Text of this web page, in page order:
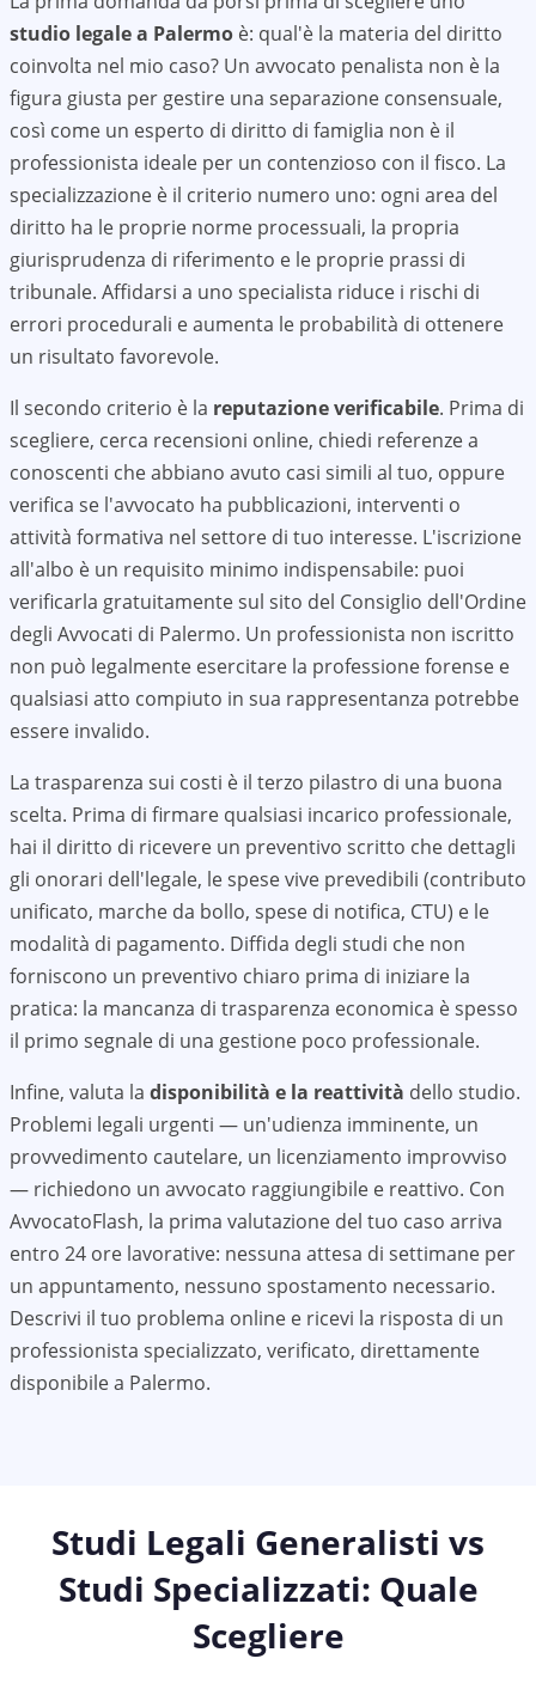
studio legale a Palermo è: qual'è la materia del diritto
coinvolta nel mio caso? Un avvocato penalista non è la
figura giusta per gestire una separazione consensuale,
così come un esperto di diritto di famiglia non è il
professionista ideale per un contenzioso con il fisco. La
specializzazione è il criterio numero uno: ogni area del
diritto ha le proprie norme processuali, la propria
giurisprudenza di riferimento e le proprie prassi di
tribunale. Affidarsi a uno specialista riduce i rischi di
errori procedurali e aumenta le probabilità di ottenere
un risultato favorevole.
Il secondo criterio è la reputazione verificabile. Prima di
scegliere, cerca recensioni online, chiedi referenze a
conoscenti che abbiano avuto casi simili al tuo, oppure
verifica se l'avvocato ha pubblicazioni, interventi o
attività formativa nel settore di tuo interesse. L'iscrizione
all'albo è un requisito minimo indispensabile: puoi
verificarla gratuitamente sul sito del Consiglio dell'Ordine
degli Avvocati di Palermo. Un professionista non iscritto
non può legalmente esercitare la professione forense e
qualsiasi atto compiuto in sua rappresentanza potrebbe
essere invalido.
La trasparenza sui costi è il terzo pilastro di una buona
scelta. Prima di firmare qualsiasi incarico professionale,
hai il diritto di ricevere un preventivo scritto che dettagli
gli onorari dell'legale, le spese vive prevedibili (contributo
unificato, marche da bollo, spese di notifica, CTU) e le
modalità di pagamento. Diffida degli studi che non
forniscono un preventivo chiaro prima di iniziare la
pratica: la mancanza di trasparenza economica è spesso
il primo segnale di una gestione poco professionale.
Infine, valuta la disponibilità e la reattività dello studio.
Problemi legali urgenti — un'udienza imminente, un
provvedimento cautelare, un licenziamento improvviso
— richiedono un avvocato raggiungibile e reattivo. Con
AvvocatoFlash, la prima valutazione del tuo caso arriva
entro 24 ore lavorative: nessuna attesa di settimane per
un appuntamento, nessuno spostamento necessario.
Descrivi il tuo problema online e ricevi la risposta di un
professionista specializzato, verificato, direttamente
disponibile a Palermo.
Studi Legali Generalisti vs
Studi Specializzati: Quale
Scegliere